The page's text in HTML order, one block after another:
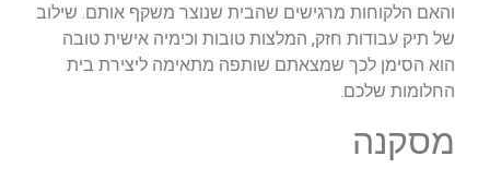
והאם הלקוחות מרגישים שהבית שנוצר משקף אותם. שילוב
של תיק עבודות חזק, המלצות טובות וכימיה אישית טובה
הוא הסימן לכך שמצאתם שותפה מתאימה ליצירת בית
החלומות שלכם.
מסקנה